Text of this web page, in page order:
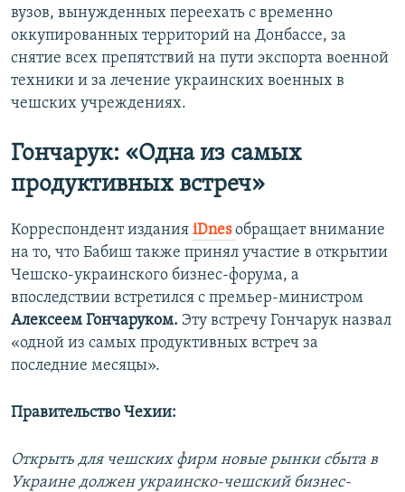
вузов, вынужденных переехать с временно
оккупированных территорий на Донбассе, за
снятие всех препятствий на пути экспорта военной
техники и за лечение украинских военных в
чешских учреждениях.
Гончарук: «Одна из самых
продуктивных встреч»
Корреспондент издания iDnesобращает внимание
на то, что Бабиш также принял участие в открытии
Чешско-украинского бизнес-форума, а
впоследствии встретился с премьер-министром
Алексеем Гончаруком. Эту встречу Гончарук назвал
«одной из самых продуктивных встреч за
последние месяцы».
Правительство Чехии:
Открыть для чешских фирм новые рынки сбыта в
Украине должен украинско-чешский бизнес-